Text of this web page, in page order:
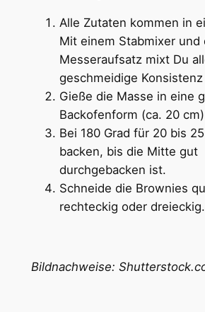
Alle Zutaten kommen in
Mit einem Stabmixer und
Messeraufsatz mixt Du
geschmeidige
Gieße die Masse in eine
Backofenform (ca. 20
Bei 180 Grad für 20 bis
backen, bis die Mitte gut
durchgebacken ist.
Schneide die Brownies
rechteckig oder dreieckig.
Bildnachweise: